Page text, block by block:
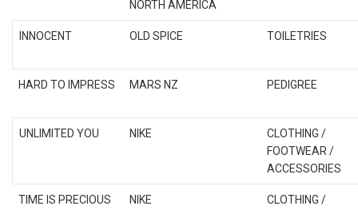
NORTH AMERICA
INNOCENT OLD SPICE TOILETRIES
HARD TO IMPRESS MARS NZ PEDIGREE
UNLIMITED YOU NIKE
CLOTHING /
FOOTWEAR /
ACCESSORIES
TIME IS PRECIOUS
NIKE
CLOTHING /